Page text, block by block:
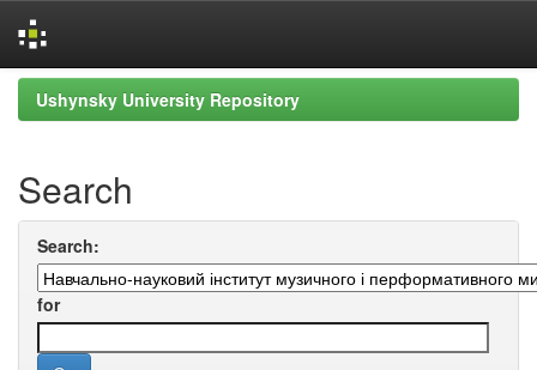
Skip
navigation
Ushynsky University Repository
Search
Search:
for